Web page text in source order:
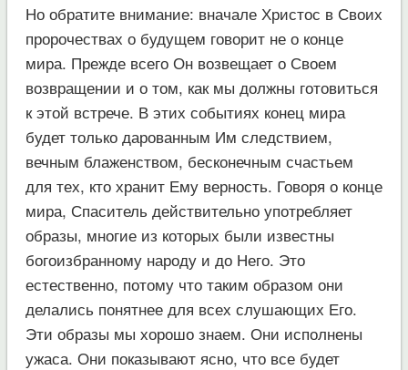
Но обратите внимание: вначале Христос в Своих
пророчествах о будущем говорит не о конце
мира. Прежде всего Он возвещает о Своем
возвращении и о том, как мы должны готовиться
к этой встрече. В этих событиях конец мира
будет только дарованным Им следствием,
вечным блаженством, бесконечным счастьем
для тех, кто хранит Ему верность. Говоря о конце
мира, Спаситель действительно употребляет
образы, многие из которых были известны
богоизбранному народу и до Него. Это
естественно, потому что таким образом они
делались понятнее для всех слушающих Его.
Эти образы мы хорошо знаем. Они исполнены
ужаса. Они показывают ясно, что все будет